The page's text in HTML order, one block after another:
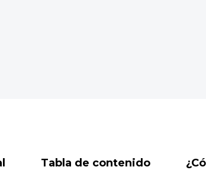
Tabla de contenido